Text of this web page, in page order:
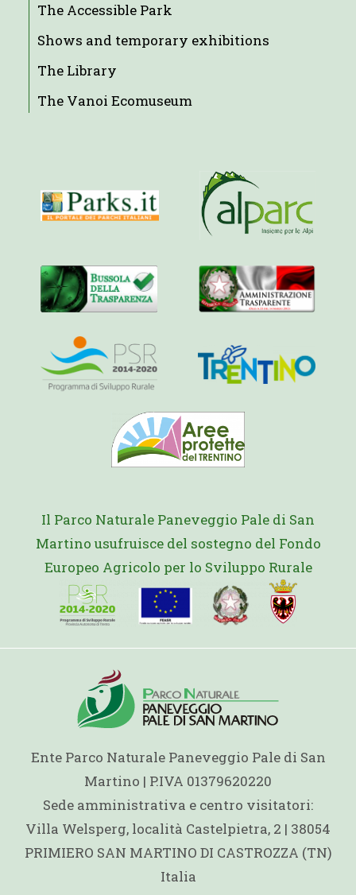
The Accessible Park
Shows and temporary exhibitions
The Library
The Vanoi Ecomuseum
Il Parco Naturale Paneveggio Pale di San
Martino usufruisce del sostegno del Fondo
Europeo Agricolo per lo Sviluppo Rurale
Ente Parco Naturale Paneveggio Pale di San
Martino | P.IVA 01379620220
Sede amministrativa e centro visitatori:
Villa Welsperg, località Castelpietra, 2 | 38054
PRIMIERO SAN MARTINO DI CASTROZZA (TN)
Italia